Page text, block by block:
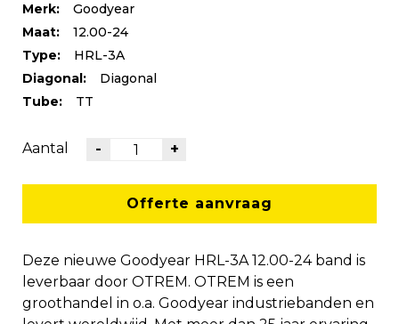
Merk:
Goodyear
Maat:
12.00-24
Type:
HRL-3A
Diagonal:
Diagonal
Tube:
TT
Aantal - +
Offerte aanvraag
Deze nieuwe Goodyear HRL-3A 12.00-24 band is
leverbaar door OTREM. OTREM is een
groothandel in o.a. Goodyear industriebanden en